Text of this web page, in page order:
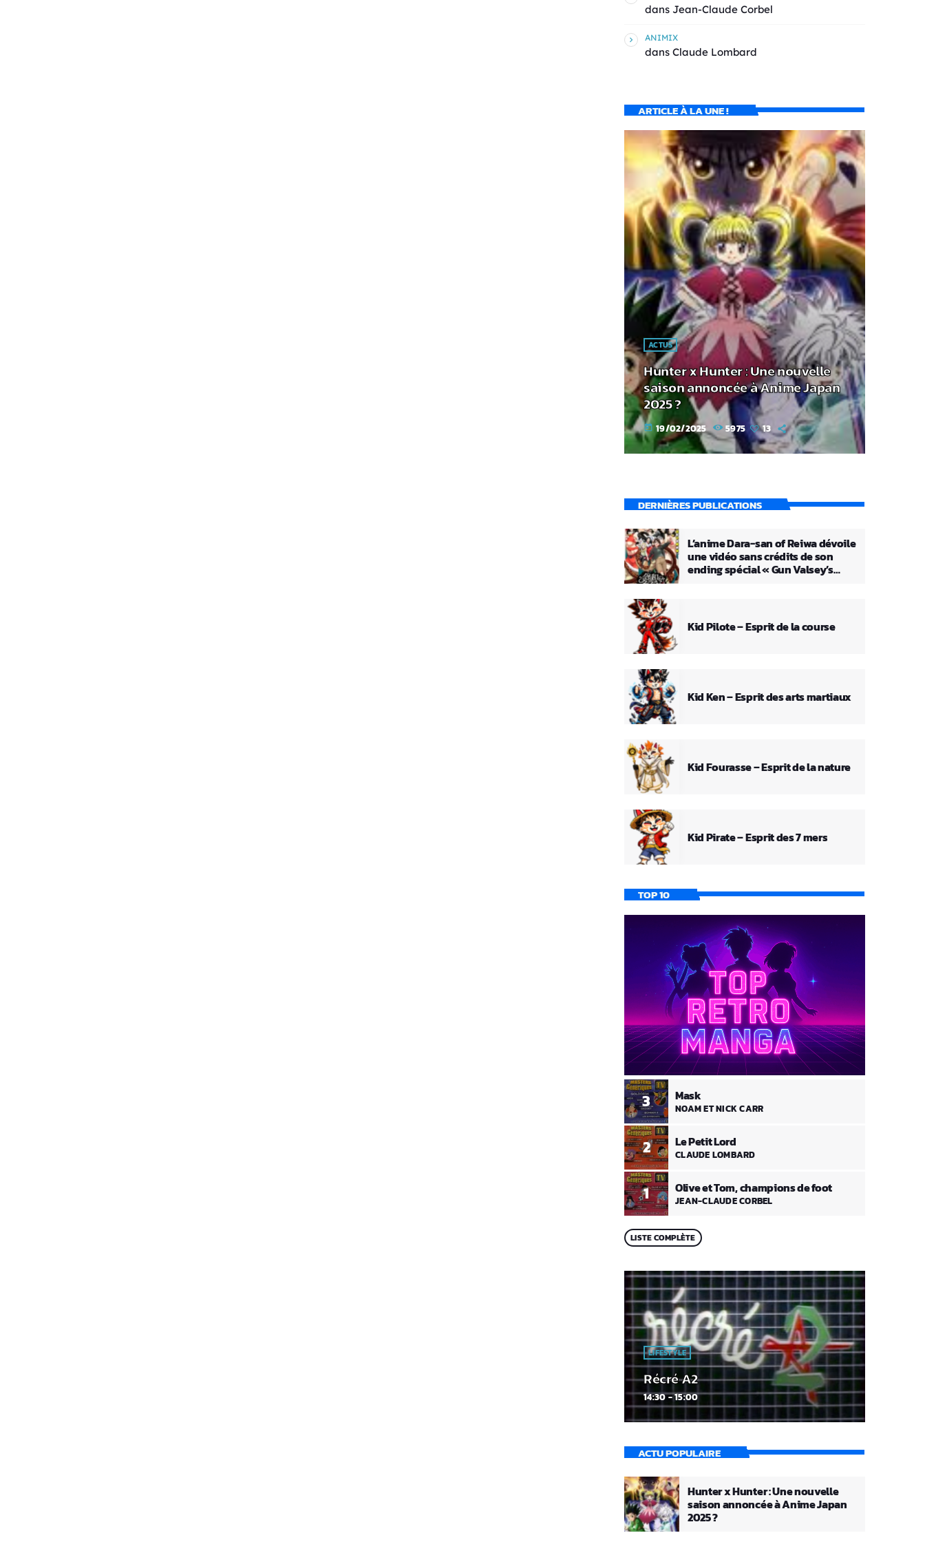
dans Jean-Claude Corbel
ANIMIX
dans Claude Lombard
ARTICLE À LA UNE !
ACTUS
Hunter x Hunter : Une nouvelle
saison annoncée à Anime Japan
2025 ?
today 19/02/2025 5975 13
DERNIÈRES PUBLICATIONS
L’anime Dara-san of Reiwa dévoile
une vidéo sans crédits de son
ending spécial « Gun Valsey’s
Kid Pilote – Esprit de la course
Kid Ken – Esprit des arts martiaux
Kid Fourasse – Esprit de la nature
Kid Pirate – Esprit des 7 mers
TOP 10
1 Olive et Tom, champions de foot
JEAN-CLAUDE CORBEL
2 Le Petit Lord
CLAUDE LOMBARD
3 Mask
NOAM ET NICK CARR
LISTE COMPLÈTE
LIFESTYLE
Récré A2
14:30 - 15:00
ACTU POPULAIRE
Hunter x Hunter : Une nouvelle
saison annoncée à Anime Japan
2025 ?